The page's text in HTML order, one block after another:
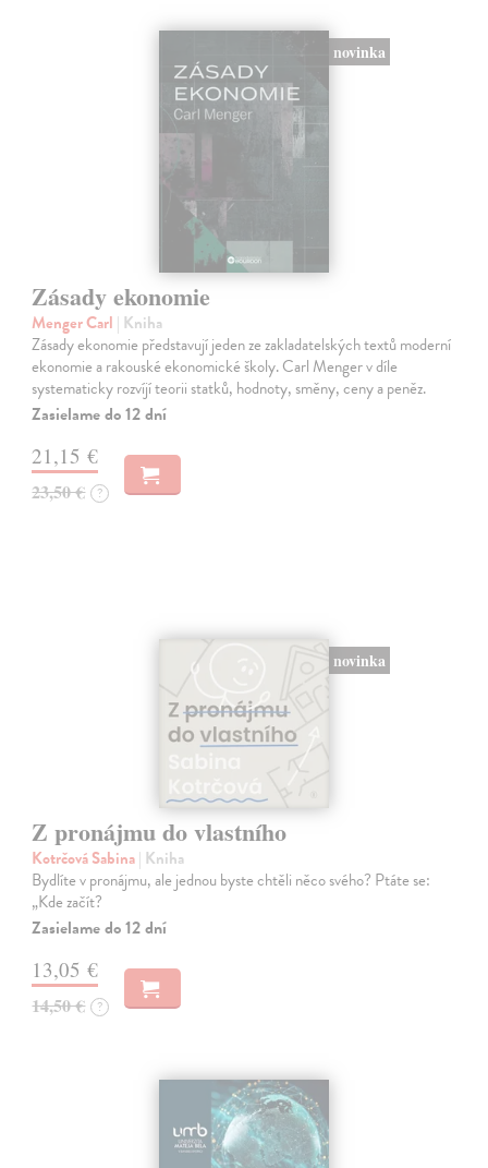
novinka
Zásady ekonomie
Menger Carl | Kniha
Zásady ekonomie představují jeden ze zakladatelských textů moderní
ekonomie a rakouské ekonomické školy. Carl Menger v díle
systematicky rozvíjí teorii statků, hodnoty, směny, ceny a peněz.
Zasielame do 12 dní
21,15 €
23,50 € ?
novinka
Z pronájmu do vlastního
Kotrčová Sabina| Kniha
Bydlíte v pronájmu, ale jednou byste chtěli něco svého? Ptáte se:
„Kde začít?
Zasielame do 12 dní
13,05 €
14,50 € ?